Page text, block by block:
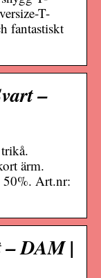
T-
fantastiskt
–
ärm.
Art.nr:
DAM |